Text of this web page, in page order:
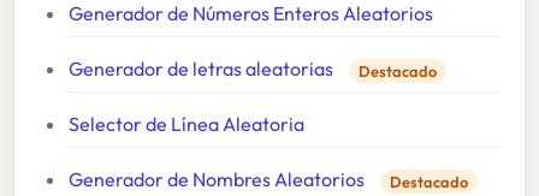
Generador de Números Enteros Aleatorios
Generador de letras aleatorias Destacado
Selector de Línea Aleatoria
Generador de Nombres Aleatorios Destacado